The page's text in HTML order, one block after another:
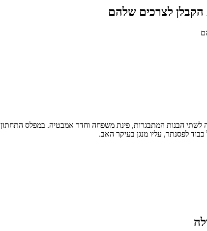
הקבלן לצרכים שלהם
לשתי הבנות המתבגרות, פינת משפחה וחדר אמבטיה. במפלס
לפסנתר, עליו מנגן בעיקר האב.